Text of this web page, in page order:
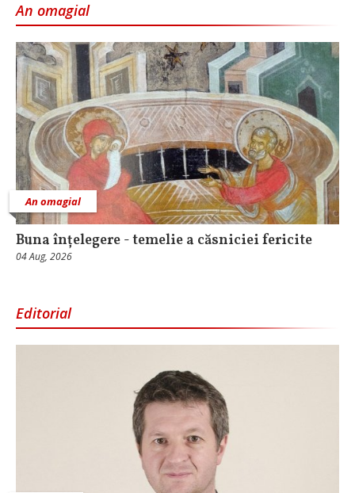
An omagial
An omagial
Buna înțelegere - temelie a căsniciei fericite
04 Aug, 2026
Editorial